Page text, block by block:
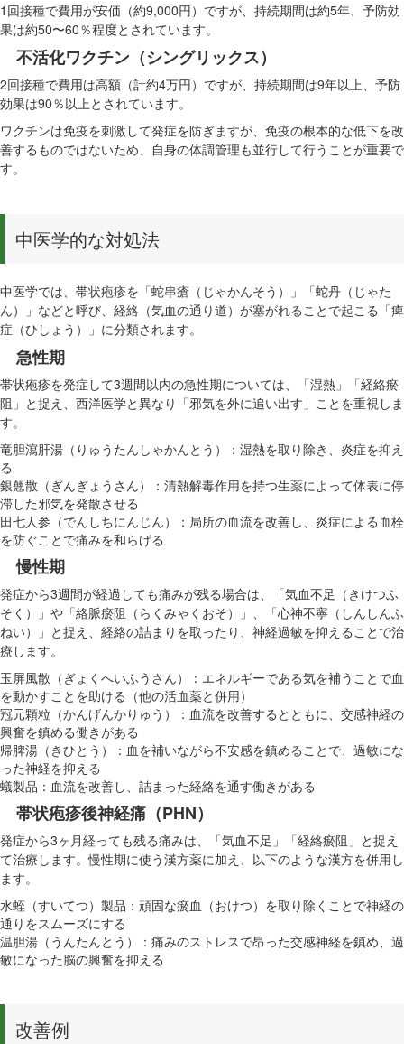
1回接種で費用が安価（約9,000円）ですが、持続期間は約5年、予防効
果は約50〜60％程度とされています。
不活化ワクチン（シングリックス）
2回接種で費用は高額（計約4万円）ですが、持続期間は9年以上、予防
効果は90％以上とされています。
ワクチンは免疫を刺激して発症を防ぎますが、免疫の根本的な低下を改
善するものではないため、自身の体調管理も並行して行うことが重要で
す。
中医学的な対処法
中医学では、帯状疱疹を「蛇串瘡（じゃかんそう）」「蛇丹（じゃた
ん）」などと呼び、経絡（気血の通り道）が塞がれることで起こる「痺
症（ひしょう）」に分類されます。
急性期
帯状疱疹を発症して3週間以内の急性期については、「湿熱」「経絡瘀
阻」と捉え、西洋医学と異なり「邪気を外に追い出す」ことを重視しま
す。
竜胆瀉肝湯（りゅうたんしゃかんとう）：湿熱を取り除き、炎症を抑え
る
銀翹散（ぎんぎょうさん）：清熱解毒作用を持つ生薬によって体表に停
滞した邪気を発散させる
田七人参（でんしちにんじん）：局所の血流を改善し、炎症による血栓
を防ぐことで痛みを和らげる
慢性期
発症から3週間が経過しても痛みが残る場合は、「気血不足（きけつふ
そく）」や「絡脈瘀阻（らくみゃくおそ）」、「心神不寧（しんしんふ
ねい）」と捉え、経絡の詰まりを取ったり、神経過敏を抑えることで治
療します。
玉屏風散（ぎょくへいふうさん）：エネルギーである気を補うことで血
を動かすことを助ける（他の活血薬と併用）
冠元顆粒（かんげんかりゅう）：血流を改善するとともに、交感神経の
興奮を鎮める働きがある
帰脾湯（きひとう）：血を補いながら不安感を鎮めることで、過敏にな
った神経を抑える
蟻製品：血流を改善し、詰まった経絡を通す働きがある
帯状疱疹後神経痛（PHN）
発症から3ヶ月経っても残る痛みは、「気血不足」「経絡瘀阻」と捉え
て治療します。慢性期に使う漢方薬に加え、以下のような漢方を併用し
ます。
水蛭（すいてつ）製品：頑固な瘀血（おけつ）を取り除くことで神経の
通りをスムーズにする
温胆湯（うんたんとう）：痛みのストレスで昂った交感神経を鎮め、過
敏になった脳の興奮を抑える
改善例